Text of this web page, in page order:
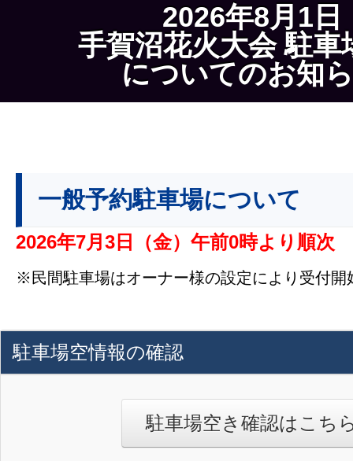
2026年8月1日
手賀沼花火大会 駐車
についてのお知
一般予約駐車場について
2026年7月3日（金）午前0時より順次
※民間駐車場はオーナー様の設定により受付開
駐車場空情報の確認
駐車場空き確認はこち